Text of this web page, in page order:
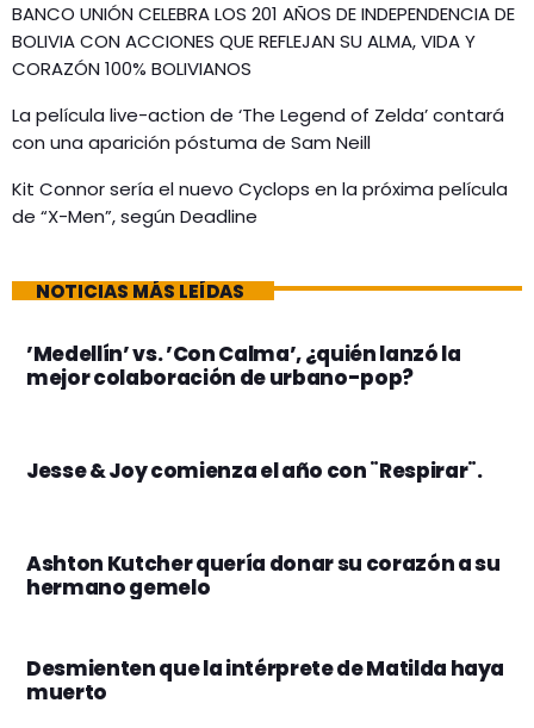
BANCO UNIÓN CELEBRA LOS 201 AÑOS DE INDEPENDENCIA DE
BOLIVIA CON ACCIONES QUE REFLEJAN SU ALMA, VIDA Y
CORAZÓN 100% BOLIVIANOS
La película live-action de ‘The Legend of Zelda’ contará
con una aparición póstuma de Sam Neill
Kit Connor sería el nuevo Cyclops en la próxima película
de “X-Men”, según Deadline
NOTICIAS MÁS LEÍDAS
’Medellín’ vs. ’Con Calma’, ¿quién lanzó la
mejor colaboración de urbano-pop?
Jesse & Joy comienza el año con ¨Respirar¨.
Ashton Kutcher quería donar su corazón a su
hermano gemelo
Desmienten que la intérprete de Matilda haya
muerto